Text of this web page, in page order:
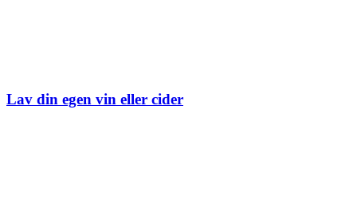
Lav din egen vin eller cider